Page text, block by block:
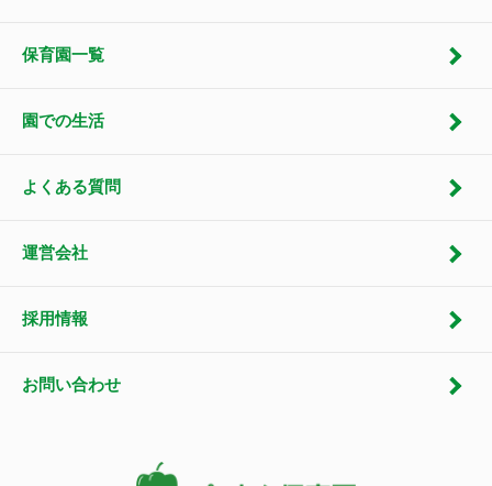
保育園一覧
園での生活
よくある質問
運営会社
採用情報
お問い合わせ